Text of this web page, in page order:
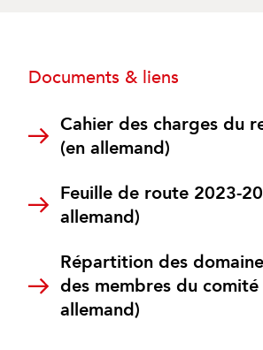
Documents & liens
Cahier des charges du
(en allemand)
Feuille de route 2023-
allemand)
Répartition des
des membres du comité
allemand)